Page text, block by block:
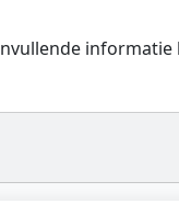
informatie